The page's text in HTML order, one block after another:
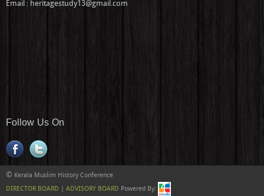
Email : heritagestudy13@gmail.com
Follow Us On
© Kerala Muslim History Conference
DIRECTOR BOARD ADVISORY BOARD Powered By: